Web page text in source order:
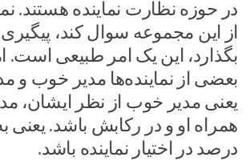
در حوزه نظارت نماینده هستند.
از این مجموعه سوال کند،
بگذارد، این یک امر طبیعی است.
بعضی از نماینده‌ها مدیر خوب و
یعنی مدیر خوب از نظر ایشان،
درصد در اختیار نماینده باشد.